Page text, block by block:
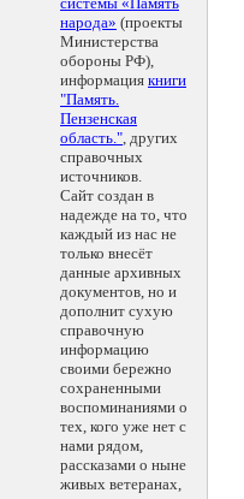
народа» (проекты
Министерства
обороны РФ),
информация книги
"Память.
Пензенская
область.", других
справочных
источников.
Сайт создан в
надежде на то, что
каждый из нас не
только внесёт
данные архивных
документов, но и
дополнит сухую
справочную
информацию
своими бережно
сохраненными
воспоминаниями о
тех, кого уже нет с
нами рядом,
рассказами о ныне
живых ветеранах,